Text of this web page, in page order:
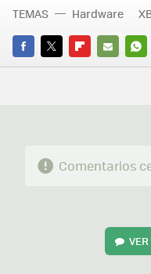
FACEBOOK
TWITTERFLIPBOARD
E-
TEMAS Hardware
Comentarios
VER